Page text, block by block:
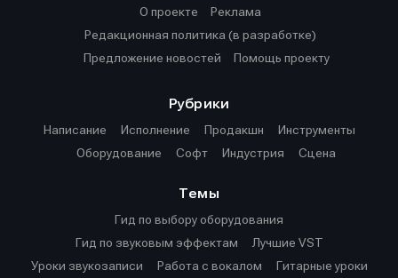
О проекте
Реклама
Редакционная политика (в разработке)
Предложение новостей
Помощь проекту
Рубрики
Написание
Исполнение Продакшн
Инструменты
Оборудование
Софт Индустрия Сцена
Темы
Гид по выбору оборудования
Гид по звуковым эффектам
Лучшие VST
Уроки звукозаписи
Работа с вокалом
Гитарные уроки